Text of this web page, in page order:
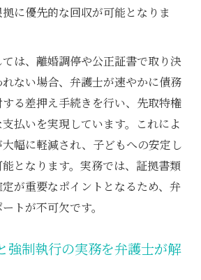
に優先的な回収が可能となりま
は、離婚調停や公正証書で取り決
ない場合、弁護士が速やかに債務
る差押え手続きを行い、先取特権
払いを実現しています。これによ
大幅に軽減され、子どもへの安定し
となります。実務では、証拠書類
が重要なポイントとなるため、弁
トが不可欠です。
強制執行の実務を弁護士が解